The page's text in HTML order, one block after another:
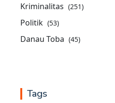
Kriminalitas (251)
Politik (53)
Danau Toba (45)
Tags